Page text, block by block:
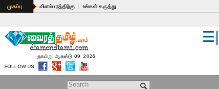
உலகம்
பொதுஅறிவு
முகப்பு விளம்பரத்திற்கு | உங்கள் கருத்து
Search form
☰|
ஞாயிறு, ஆகஸ்டு 09, 2026
FOLLOW US